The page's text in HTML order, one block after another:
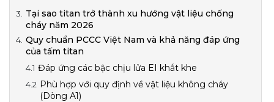
Tại sao titan trở thành xu hướng vật liệu chống
cháy năm 2026
Quy chuẩn PCCC Việt Nam và khả năng đáp ứng
của tấm titan
Đáp ứng các bậc chịu lửa EI khắt khe
Phù hợp với quy định về vật liệu không cháy
(Dòng A1)